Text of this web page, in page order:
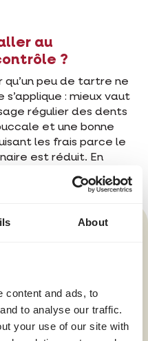
About
content and ads, to
to analyse our traffic.
your use of our site with
au
?
qu’un peu de tartre ne
: mieux vaut
régulier des dents
et une bonne
les frais parce le
est réduit. En
vous
des
deux sessions
ajouter un peu
(1 cuillère de